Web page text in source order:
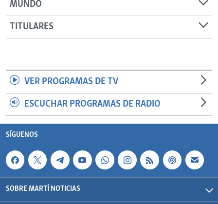
MUNDO
TITULARES
VER PROGRAMAS DE TV
ESCUCHAR PROGRAMAS DE RADIO
SÍGUENOS
SOBRE MARTÍ NOTICIAS